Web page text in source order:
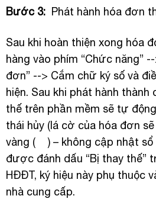
Bước 3:Phát hành hóa đơn
Sau khi hoàn thiện xong hóa
hàng vào phím “Chức năng”
đơn” --> Cắm chữ ký số và
hiện. Sau khi phát hành
thế trên phần mềm sẽ tự
thái hủy (lá cờ của hóa đơn
vàng (
) – không cập nhật
được đánh dấu “Bị thay thế”
HĐĐT, ký hiệu này phụ thuộc
nhà cung cấp.